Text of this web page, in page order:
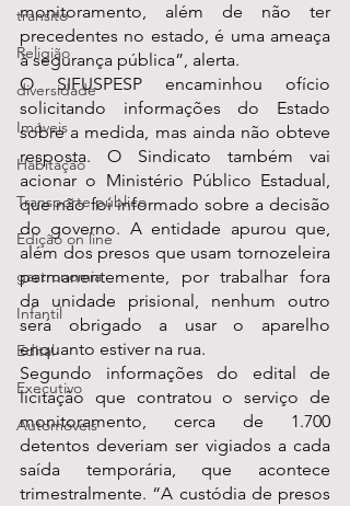
transito
Religião
diversidade
Imóveis
Habitação
Transporte público
Edição on line
gastronomia
Infantil
Edital
Executivo
Automóveis
monitoramento, além de não ter
precedentes no estado, é uma ameaça
à segurança pública”, alerta.
O SIFUSPESP encaminhou ofício
solicitando informações do Estado
sobre a medida, mas ainda não obteve
resposta. O Sindicato também vai
acionar o Ministério Público Estadual,
que não foi informado sobre a decisão
do governo. A entidade apurou que,
além dos presos que usam tornozeleira
permanentemente, por trabalhar fora
da unidade prisional, nenhum outro
será obrigado a usar o aparelho
enquanto estiver na rua.
Segundo informações do edital de
licitação que contratou o serviço de
monitoramento, cerca de 1.700
detentos deveriam ser vigiados a cada
saída temporária, que acontece
trimestralmente. “A custódia de presos